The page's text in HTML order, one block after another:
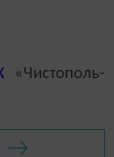
«Чистополь-